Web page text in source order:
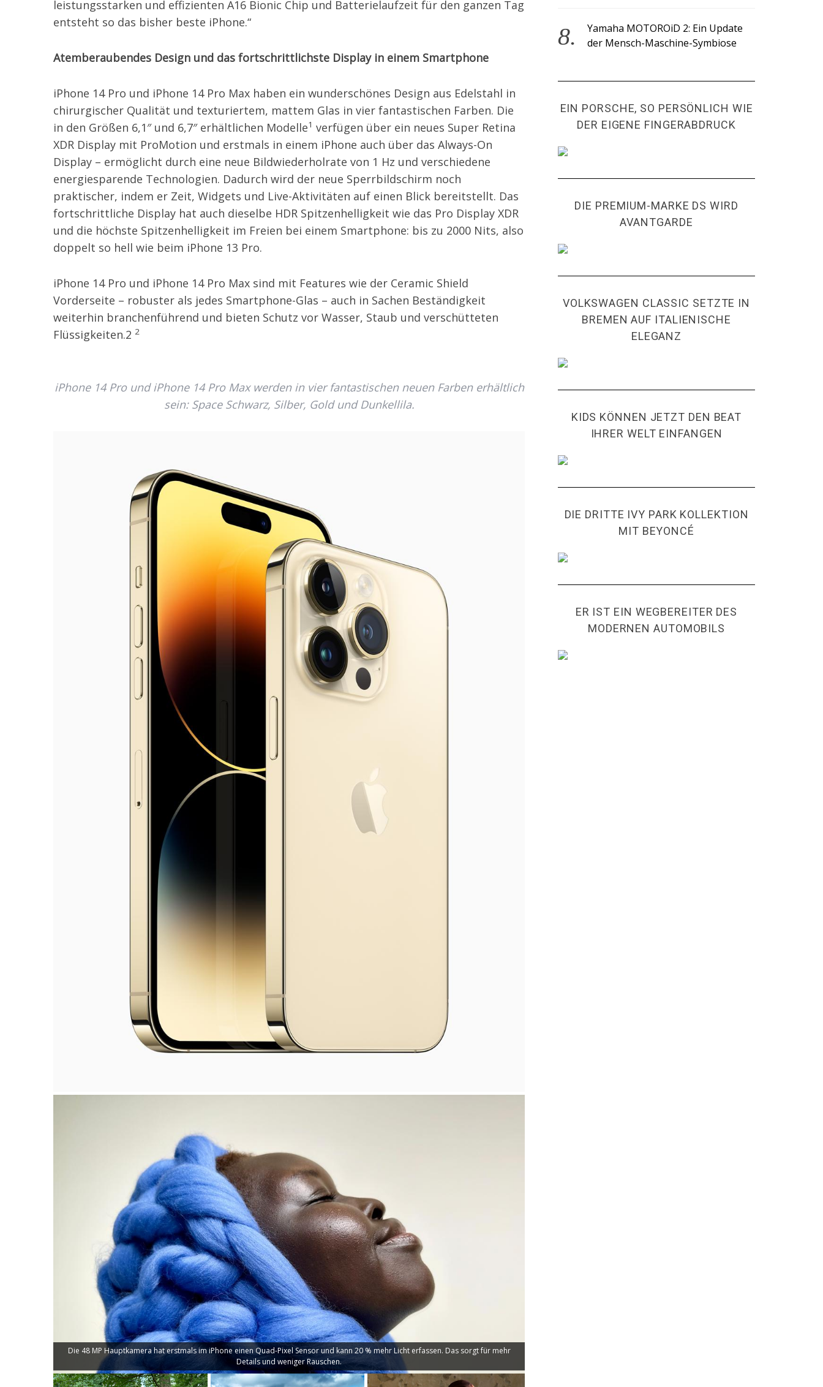
leistungsstarken und effizienten A16 Bionic Chip und Batterielaufzeit für den ganzen Tag
entsteht so das bisher beste iPhone.“
Atemberaubendes Design und das fortschrittlichste Display in einem Smartphone
iPhone 14 Pro und iPhone 14 Pro Max haben ein wunderschönes Design aus Edelstahl in
chirurgischer Qualität und texturiertem, mattem Glas in vier fantastischen Farben. Die
in den Größen 6,1″ und 6,7″ erhältlichen Modelle1 verfügen über ein neues Super Retina
XDR Display mit ProMotion und erstmals in einem iPhone auch über das Always-On
Display – ermöglicht durch eine neue Bildwiederholrate von 1 Hz und verschiedene
energiesparende Technologien. Dadurch wird der neue Sperrbildschirm noch
praktischer, indem er Zeit, Widgets und Live-Aktivitäten auf einen Blick bereitstellt. Das
fortschrittliche Display hat auch dieselbe HDR Spitzenhelligkeit wie das Pro Display XDR
und die höchste Spitzenhelligkeit im Freien bei einem Smartphone: bis zu 2000 Nits, also
doppelt so hell wie beim iPhone 13 Pro.
iPhone 14 Pro und iPhone 14 Pro Max sind mit Features wie der Ceramic Shield
Vorderseite – robuster als jedes Smartphone-Glas – auch in Sachen Beständigkeit
weiterhin branchenführend und bieten Schutz vor Wasser, Staub und verschütteten
Flüssigkeiten.2 2
iPhone 14 Pro und iPhone 14 Pro Max werden in vier fantastischen neuen Farben erhältlich
sein: Space Schwarz, Silber, Gold und Dunkellila.
Dynamic Island: Ein interaktives Nutzererlebnis
Die Dynamic Island eröffnet ganz neue Wege mit dem iPhone zu interagieren. Durch ihr
Design rücken Hardware und Software noch enger zusammen, um wichtige Hinweise,
Mitteilungen und Aktivitäten in Echtzeit anzuzeigen. Mit der Einführung der Dynamic
Island wurde die TrueDepth Kamera neu gestaltet, sodass sie jetzt weniger Raum im
Display einnimmt. Ohne den Bildschirminhalt einzuschränken, bleibt die Dynamic Island
kontinuierlich aktiv und ermöglicht durch einfaches Tippen und Halten einen schnelleren
Zugriff auf Steuerelemente. Laufende Hintergrundaktivitäten wie Karten, Musik oder ein
Timer bleiben sichtbar und interaktiv und auch Apps anderer Anbieter können die
Dynamic Island in iOS 16 nutzen, um Infos wie Sportergebnisse oder
Mitfahrgelegenheiten anzuzeigen.
Das Pro Kamera-System auf iPhone 14 Pro und iPhone 14 Pro Max setzt neue Maßstäbe
darin, was mit einem Smartphone möglich ist. Mit ihm können alle – egal ob
Gelegenheitsnutzer:innen oder Profis – ihre besten Fotos und Videos aufnehmen.
Die 48 MP Hauptkamera hat erstmals im iPhone einen Quad-Pixel Sensor und kann 20 % mehr Licht erfassen. Das sorgt für mehr
Details und weniger Rauschen.
Yamaha MOTOROiD 2: Ein Update
der Mensch-Maschine-Symbiose
EIN PORSCHE, SO PERSÖNLICH WIE
DER EIGENE FINGERABDRUCK
DIE PREMIUM-MARKE DS WIRD
AVANTGARDE
VOLKSWAGEN CLASSIC SETZTE IN
BREMEN AUF ITALIENISCHE
ELEGANZ
KIDS KÖNNEN JETZT DEN BEAT
IHRER WELT EINFANGEN
DIE DRITTE IVY PARK KOLLEKTION
MIT BEYONCÉ
ER IST EIN WEGBEREITER DES
MODERNEN AUTOMOBILS